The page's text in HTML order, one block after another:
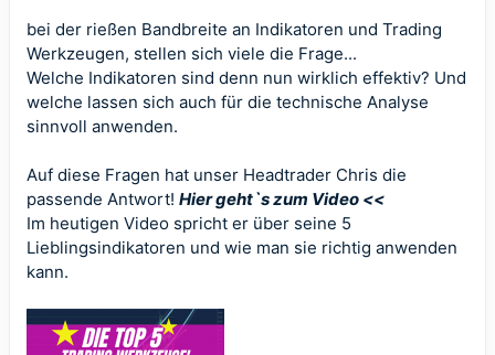
bei der rießen Bandbreite an Indikatoren und Trading
Werkzeugen, stellen sich viele die Frage...
Welche Indikatoren sind denn nun wirklich effektiv? Und
welche lassen sich auch für die technische Analyse
sinnvoll anwenden.
Auf diese Fragen hat unser Headtrader Chris die
passende Antwort! Hier geht`s zum Video <<
Im heutigen Video spricht er über seine 5
Lieblingsindikatoren und wie man sie richtig anwenden
kann.